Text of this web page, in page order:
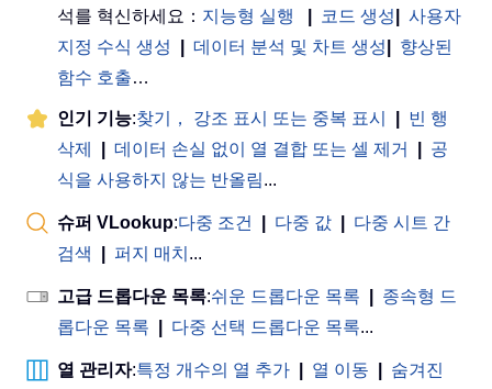
석를 혁신하세요： 지능형 실행 코드 생성
사용자
지정 수식 생성
데이터 분석 및 차트 생성
향상된
함수 호출…
인기 기능:찾기， 강조 표시 또는 중복 표시
빈 행
삭제
데이터 손실 없이 열 결합 또는 셀 제거
공
식을 사용하지 않는 반올림...
슈퍼 VLookup:다중 조건 다중 값
다중 시트 간
검색
퍼지 매치 ...
고급 드롭다운 목록:쉬운 드롭다운 목록
종속형 드
롭다운 목록
다중 선택 드롭다운 목록...
열 관리자:특정 개수의 열 추가 열 이동
숨겨진